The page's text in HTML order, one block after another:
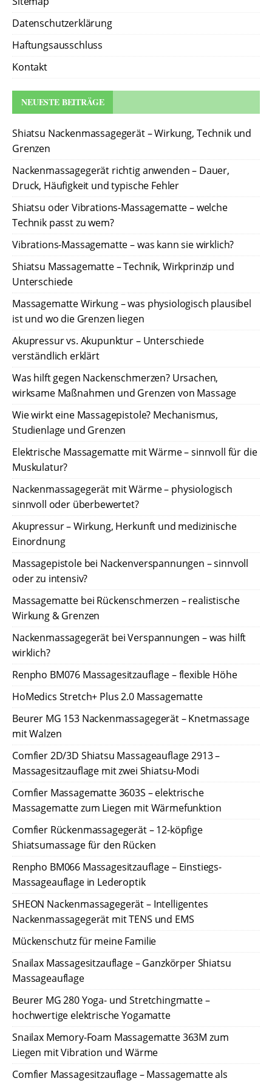
Datenschutzerklärung
Haftungsausschluss
Kontakt
NEUESTE BEITRÄGE
Shiatsu Nackenmassagegerät – Wirkung, Technik und
Grenzen
Nackenmassagegerät richtig anwenden – Dauer,
Druck, Häufigkeit und typische Fehler
Shiatsu oder Vibrations-Massagematte – welche
Technik passt zu wem?
Vibrations-Massagematte – was kann sie wirklich?
Shiatsu Massagematte – Technik, Wirkprinzip und
Unterschiede
Massagematte Wirkung – was physiologisch plausibel
ist und wo die Grenzen liegen
Akupressur vs. Akupunktur – Unterschiede
verständlich erklärt
Was hilft gegen Nackenschmerzen? Ursachen,
wirksame Maßnahmen und Grenzen von Massage
Wie wirkt eine Massagepistole? Mechanismus,
Studienlage und Grenzen
Elektrische Massagematte mit Wärme – sinnvoll für die
Muskulatur?
Nackenmassagegerät mit Wärme – physiologisch
sinnvoll oder überbewertet?
Akupressur – Wirkung, Herkunft und medizinische
Einordnung
Massagepistole bei Nackenverspannungen – sinnvoll
oder zu intensiv?
Massagematte bei Rückenschmerzen – realistische
Wirkung & Grenzen
Nackenmassagegerät bei Verspannungen – was hilft
wirklich?
Renpho BM076 Massagesitzauflage – flexible Höhe
HoMedics Stretch+ Plus 2.0 Massagematte
Beurer MG 153 Nackenmassagegerät – Knetmassage
mit Walzen
Comfier 2D/3D Shiatsu Massageauflage 2913 –
Massagesitzauflage mit zwei Shiatsu-Modi
Comfier Massagematte 3603S – elektrische
Massagematte zum Liegen mit Wärmefunktion
Comfier Rückenmassagegerät – 12-köpfige
Shiatsumassage für den Rücken
Renpho BM066 Massagesitzauflage – Einstiegs-
Massageauflage in Lederoptik
SHEON Nackenmassagegerät – Intelligentes
Nackenmassagegerät mit TENS und EMS
Mückenschutz für meine Familie
Snailax Massagesitzauflage – Ganzkörper Shiatsu
Massageauflage
Beurer MG 280 Yoga- und Stretchingmatte –
hochwertige elektrische Yogamatte
Snailax Memory-Foam Massagematte 363M zum
Liegen mit Vibration und Wärme
Comfier Massagesitzauflage – Massagematte als